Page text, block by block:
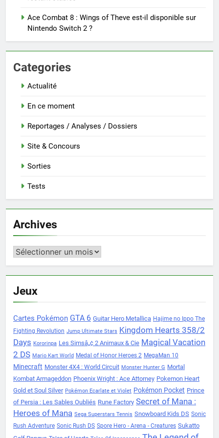
Ace Combat 8 : Wings of Theve est-il disponible sur
Nintendo Switch 2 ?
Categories
Actualité
En ce moment
Reportages / Analyses / Dossiers
Site & Concours
Sorties
Tests
Archives
Archives
Jeux
Cartes Pokémon GTA 6 Guitar Hero Metallica Hajime no Ippo The
Fighting Revolution Jump Ultimate Stars Kingdom Hearts 358/2
Days Kororinpa Les Simsâ„¢ 2 Animaux & Cie Magical Vacation
2 DS Mario Kart World Medal of Honor Heroes 2 MegaMan 10
Minecraft Monster 4X4 : World Circuit Monster Hunter G Mortal
Kombat Armageddon Phoenix Wright : Ace Attorney Pokemon Heart
Gold et Soul Silver Pokémon Ecarlate et Violet Pokémon Pocket Prince
of Persia : Les Sables Oubliés Rune Factory Secret of Mana :
Heroes of Mana Sega Superstars Tennis Snowboard Kids DS Sonic
Rush Adventure Sonic Rush DS Spore Hero - Arena - Creatures Sukatto